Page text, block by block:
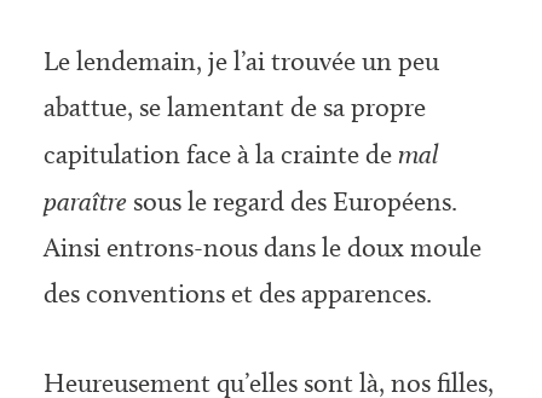
Le lendemain, je l’ai trouvée un peu
abattue, se lamentant de sa propre
capitulation face à la crainte de mal
paraître sous le regard des Européens.
Ainsi entrons-nous dans le doux moule
des conventions et des apparences.
Heureusement qu’elles sont là, nos filles,